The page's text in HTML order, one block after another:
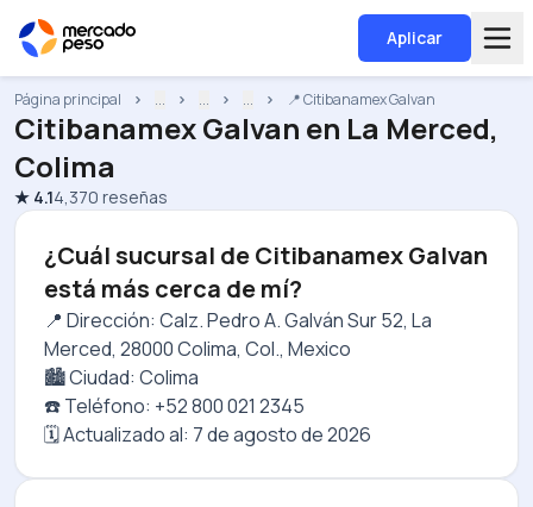
Aplicar
Página principal ... ... ... 📍 Citibanamex Galvan
Citibanamex Galvan en La Merced,
Colima
★ 4.14,370 reseñas
¿Cuál sucursal de Citibanamex Galvan
está más cerca de mí?
📍 Dirección: Calz. Pedro A. Galván Sur 52, La
Merced, 28000 Colima, Col., Mexico
🏙️ Ciudad: Colima
☎️ Teléfono: +52 800 021 2345
🗓️ Actualizado al: 7 de agosto de 2026